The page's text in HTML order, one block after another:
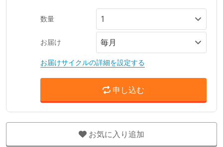
数量
お届け
お届けサイクルの詳細を設定する
申し込む
お気に入り追加